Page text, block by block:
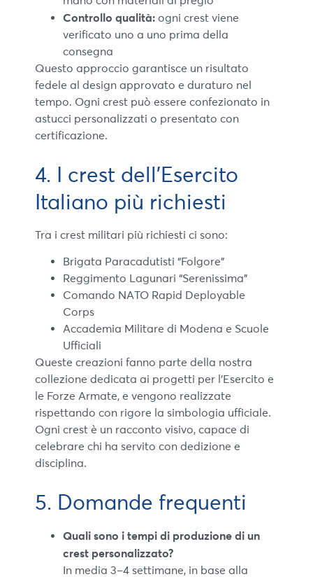
Controllo qualità: ogni crest viene
verificato uno a uno prima della
consegna
Questo approccio garantisce un risultato
fedele al design approvato e duraturo nel
tempo. Ogni crest può essere confezionato in
astucci personalizzati o presentato con
certificazione.
4. I crest dell’Esercito
Italiano più richiesti
Tra i crest militari più richiesti ci sono:
Brigata Paracadutisti “Folgore”
Reggimento Lagunari “Serenissima”
Comando NATO Rapid Deployable
Corps
Accademia Militare di Modena e Scuole
Ufficiali
Queste creazioni fanno parte della nostra
collezione dedicata ai progetti per l’Esercito e
le Forze Armate, e vengono realizzate
rispettando con rigore la simbologia ufficiale.
Ogni crest è un racconto visivo, capace di
celebrare chi ha servito con dedizione e
disciplina.
5. Domande frequenti
Quali sono i tempi di produzione di un
crest personalizzato?
In media 3–4 settimane, in base alla